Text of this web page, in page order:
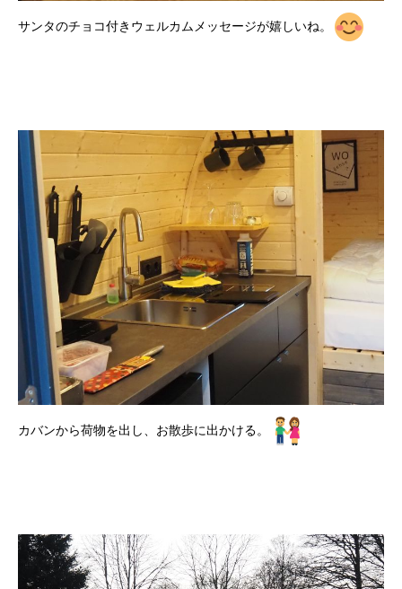
サンタのチョコ付きウェルカムメッセージが嬉しいね。
カバンから荷物を出し、お散歩に出かける。